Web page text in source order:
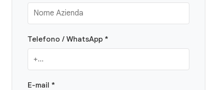
Telefono / WhatsApp *
E-mail *